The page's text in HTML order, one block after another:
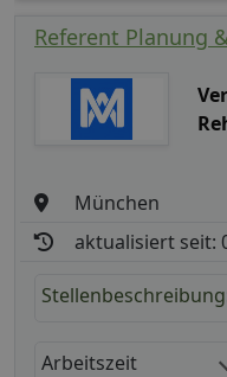
Referent Planung
München
aktualisiert seit:
Arbeitszeit